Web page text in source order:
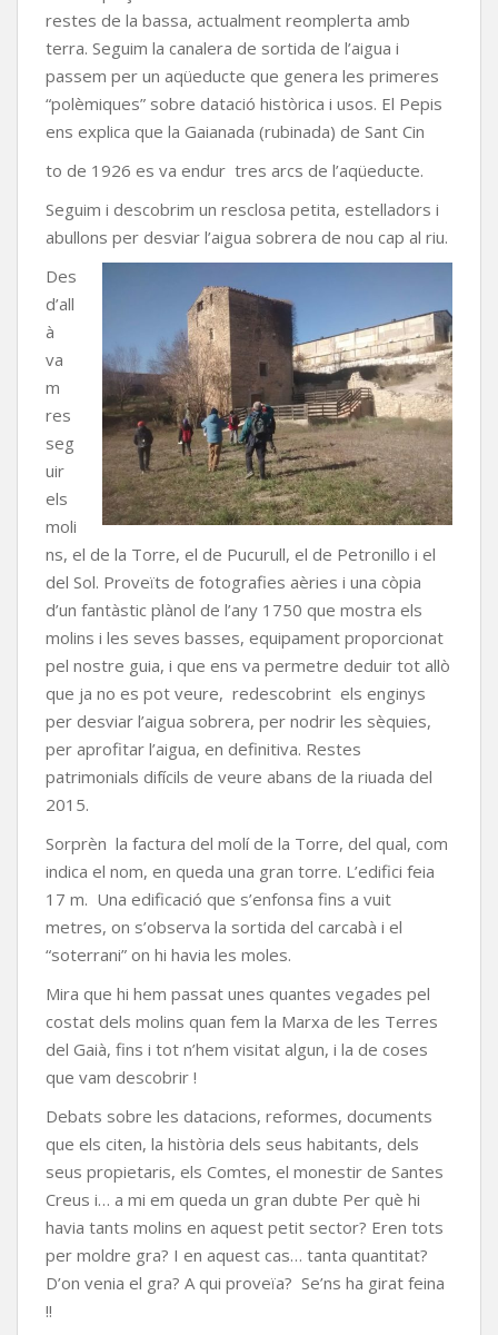
restes de la bassa, actualment reomplerta amb
terra. Seguim la canalera de sortida de l’aigua i
passem per un aqüeducte que genera les primeres
“polèmiques” sobre datació històrica i usos. El Pepis
ens explica que la Gaianada (rubinada) de Sant Cin
to de 1926 es va endur tres arcs de l’aqüeducte.
Seguim i descobrim un resclosa petita, estelladors i
abullons per desviar l’aigua sobrera de nou cap al riu.
Des
d’all
à
va
m
res
seg
uir
els
moli
ns, el de la Torre, el de Pucurull, el de Petronillo i el
del Sol. Proveïts de fotografies aèries i una còpia
d’un fantàstic plànol de l’any 1750 que mostra els
molins i les seves basses, equipament proporcionat
pel nostre guia, i que ens va permetre deduir tot allò
que ja no es pot veure, redescobrint els enginys
per desviar l’aigua sobrera, per nodrir les sèquies,
per aprofitar l’aigua, en definitiva. Restes
patrimonials difícils de veure abans de la riuada del
2015.
Sorprèn la factura del molí de la Torre, del qual, com
indica el nom, en queda una gran torre. L’edifici feia
17 m. Una edificació que s’enfonsa fins a vuit
metres, on s’observa la sortida del carcabà i el
“soterrani” on hi havia les moles.
Mira que hi hem passat unes quantes vegades pel
costat dels molins quan fem la Marxa de les Terres
del Gaià, fins i tot n’hem visitat algun, i la de coses
que vam descobrir !
Debats sobre les datacions, reformes, documents
que els citen, la història dels seus habitants, dels
seus propietaris, els Comtes, el monestir de Santes
Creus i… a mi em queda un gran dubte Per què hi
havia tants molins en aquest petit sector? Eren tots
per moldre gra? I en aquest cas… tanta quantitat?
D’on venia el gra? A qui proveïa? Se’ns ha girat feina
!!